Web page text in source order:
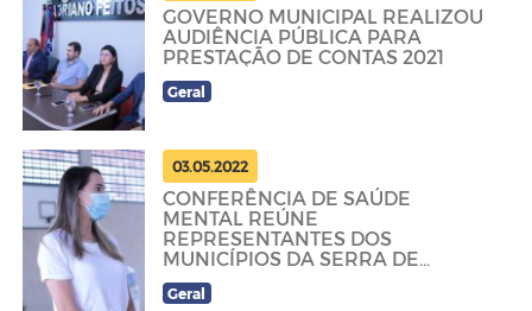
GOVERNO MUNICIPAL REALIZOU
AUDIÊNCIA PÚBLICA PARA
PRESTAÇÃO DE CONTAS 2021
Geral
03.05.2022
CONFERÊNCIA DE SAÚDE
MENTAL REÚNE
REPRESENTANTES DOS
MUNICÍPIOS DA SERRA DE
TEIXEIRA E DISCUTE MELHORIAS
NOS SERVIÇOS OF
Geral